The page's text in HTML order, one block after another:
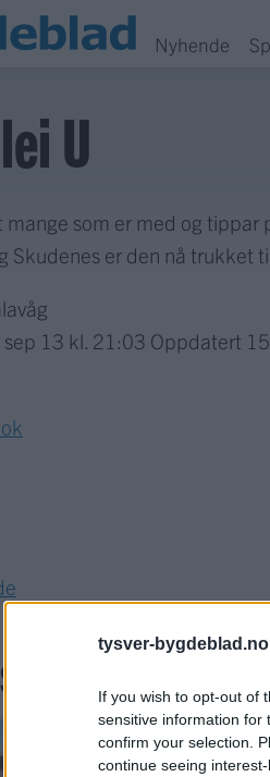
tysver-
If you wish to opt-out of
sensitive information for
confirm your selection.
continue seeing
Nyhende
U
mange som er med og
Skudenes er den nå trukket
sep 13 kl. 21:03 Oppdatert
siste syv dager